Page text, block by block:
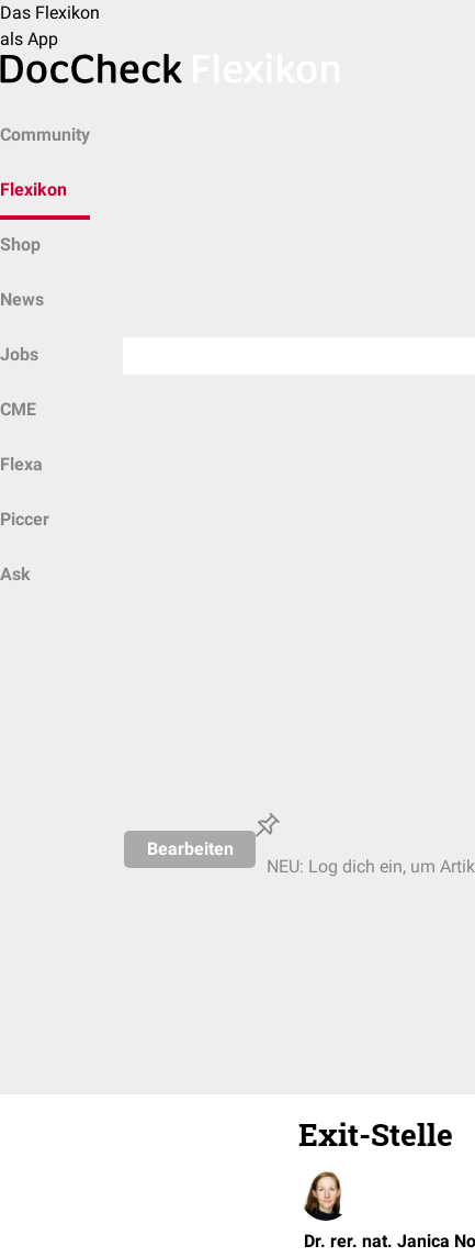
Das Flexikon
als App
Community
Flexikon
Shop
News
Jobs
CME
Flexa
Piccer
Ask
Bearbeiten
NEU: Log dich ein, um
Exit-Stelle
Dr. rer. nat. Janica